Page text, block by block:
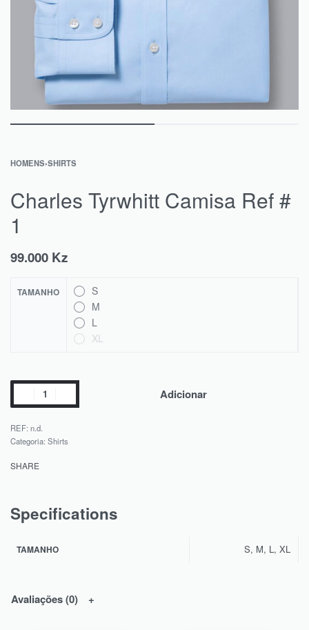
HOMENS›SHIRTS
Charles Tyrwhitt Camisa Ref #
1
99.000 Kz
TAMANHO
S
M
L
XL
Adicionar
REF: n.d.
Categoria: Shirts
SHARE
Specifications
TAMANHO S, M, L, XL
Avaliações (0)